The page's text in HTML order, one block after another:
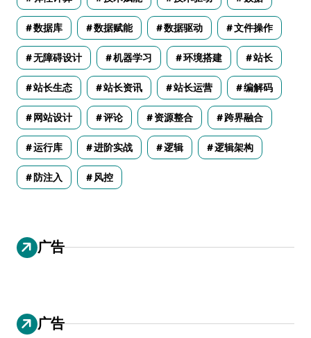
数据库 数据赋能 数据驱动 文件操作
无障碍设计 机器学习 环境搭建 站长
站长生态 站长资讯 站长运营 编解码
网站设计 评论 资源整合 跨界融合
运行库 进阶实战 逻辑 逻辑架构
防注入 风控
广告
广告